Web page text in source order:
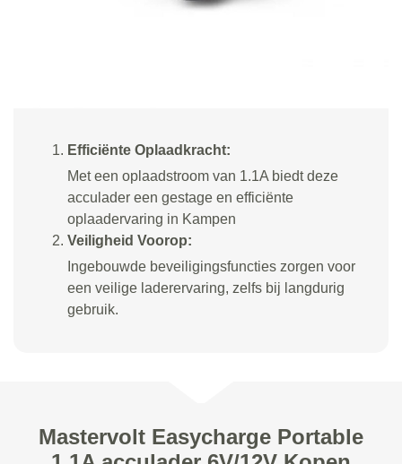
Efficiënte Oplaadkracht:
Met een oplaadstroom van 1.1A biedt deze
acculader een gestage en efficiënte
oplaadervaring in Kampen
Veiligheid Voorop:
Ingebouwde beveiligingsfuncties zorgen voor
een veilige laderervaring, zelfs bij langdurig
gebruik.
Mastervolt Easycharge Portable